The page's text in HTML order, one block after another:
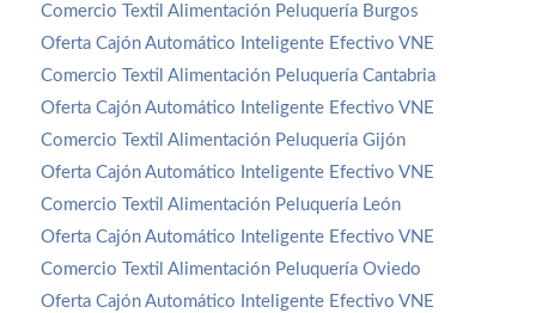
Comercio Textil Alimentación Peluquería Burgos
Oferta Cajón Automático Inteligente Efectivo VNE
Comercio Textil Alimentación Peluquería Cantabria
Oferta Cajón Automático Inteligente Efectivo VNE
Comercio Textil Alimentación Peluquería Gijón
Oferta Cajón Automático Inteligente Efectivo VNE
Comercio Textil Alimentación Peluquería León
Oferta Cajón Automático Inteligente Efectivo VNE
Comercio Textil Alimentación Peluquería Oviedo
Oferta Cajón Automático Inteligente Efectivo VNE